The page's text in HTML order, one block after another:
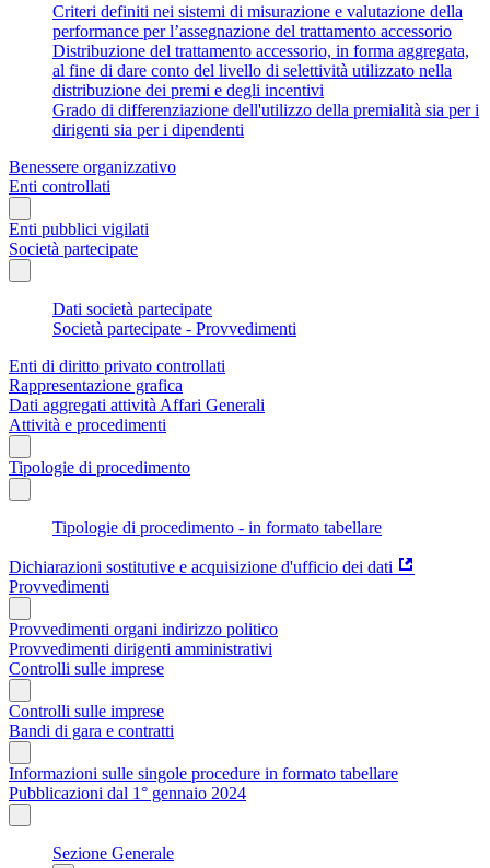
Criteri definiti nei sistemi di misurazione e valutazione della
performance per l’assegnazione del trattamento accessorio
Distribuzione del trattamento accessorio, in forma aggregata,
al fine di dare conto del livello di selettività utilizzato nella
distribuzione dei premi e degli incentivi
Grado di differenziazione dell'utilizzo della premialità sia per i
dirigenti sia per i dipendenti
Benessere organizzativo
Enti controllati
Enti pubblici vigilati
Società partecipate
Dati società partecipate
Società partecipate - Provvedimenti
Enti di diritto privato controllati
Rappresentazione grafica
Dati aggregati attività Affari Generali
Attività e procedimenti
Tipologie di procedimento
Tipologie di procedimento - in formato tabellare
Dichiarazioni sostitutive e acquisizione d'ufficio dei dati
Provvedimenti
Provvedimenti organi indirizzo politico
Provvedimenti dirigenti amministrativi
Controlli sulle imprese
Controlli sulle imprese
Bandi di gara e contratti
Informazioni sulle singole procedure in formato tabellare
Pubblicazioni dal 1° gennaio 2024
Sezione Generale